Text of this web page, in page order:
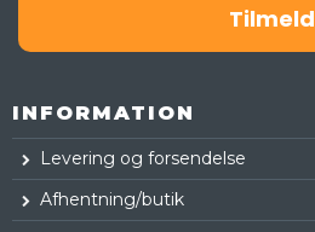
Tilmeld
INFORMATION
Levering og forsendelse
Afhentning/butik